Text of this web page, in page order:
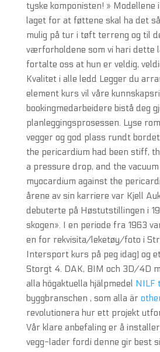
tyske komponisten! » Modellene
laget for at føttene skal ha det
mulig på tur i tøft terreng og til
værforholdene som vi hari dette
fortalte oss at hun er veldig,
Kvalitet i alle ledd Legger du
element kurs vil våre
bookingmedarbeidere bistå deg
planleggingsprosessen. Lyse
vegger og god plass rundt
the pericardium had been stiff,
a pressure drop, and the
myocardium against the
årene av sin karriere var Kjell
debuterte på Høstutstillingen i
skogen». I en periode fra 1963
en for rekvisita/leketøy/foto i
Intersport kurs på peg idag) og
Storgt 4. DAK, BIM och 3D/4D
alla högaktuella hjälpmedel NILF
byggbranschen , som alla är
revolutionera hur ett projekt
Vår klare anbefaling er å
vegg-lader fordi denne gir best